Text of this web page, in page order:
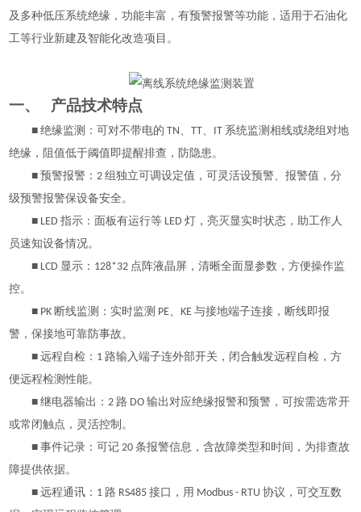
及多种低压系统绝缘，功能丰富，有预警报警等功能，适用于石油化
工等行业新建及智能化改造项目。
一、 产品技术特点
■ 绝缘监测：可对不带电的 TN、TT、IT 系统监测相线或绕组对地
绝缘，阻值低于阈值即提醒排查，防隐患。
■ 预警报警：2 组独立可调设定值，可灵活设预警、报警值，分
级预警报警保设备安全。
■ LED 指示：面板有运行等 LED 灯，亮灭显实时状态，助工作人
员速知设备情况。
■ LCD 显示：128*32 点阵液晶屏，清晰全面显参数，方便操作监
控。
■ PK 断线监测：实时监测 PE、KE 与接地端子连接，断线即报
警，保接地可靠防事故。
■ 远程自检：1 路输入端子连外部开关，闭合触发远程自检，方
便远程检测性能。
■ 继电器输出：2 路 DO 输出对应绝缘报警和预警，可按需选常开
或常闭触点，灵活控制。
■ 事件记录：可记 20 条报警信息，含故障类型和时间，为排查故
障提供依据。
■ 远程通讯：1 路 RS485 接口，用 Modbus - RTU 协议，可交互数